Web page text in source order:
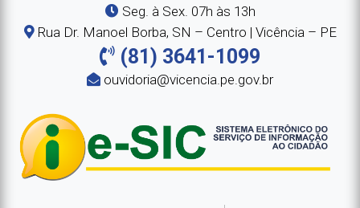
Seg. à Sex. 07h às 13h
Rua Dr. Manoel Borba, SN – Centro | Vicência – PE
(81) 3641-1099
ouvidoria@vicencia.pe.gov.br